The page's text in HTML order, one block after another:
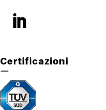
Certificazioni
—